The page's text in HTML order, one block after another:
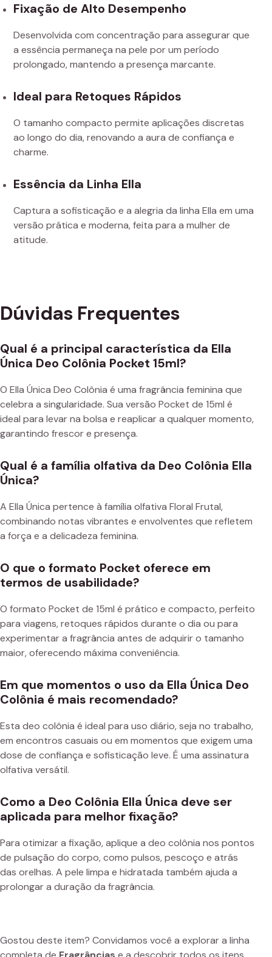
Fixação de Alto Desempenho
Desenvolvida com concentração para assegurar que
a essência permaneça na pele por um período
prolongado, mantendo a presença marcante.
Ideal para Retoques Rápidos
O tamanho compacto permite aplicações discretas
ao longo do dia, renovando a aura de confiança e
charme.
Essência da Linha Ella
Captura a sofisticação e a alegria da linha Ella em uma
versão prática e moderna, feita para a mulher de
atitude.
Dúvidas Frequentes
Qual é a principal característica da Ella
Única Deo Colônia Pocket 15ml?
O Ella Única Deo Colônia é uma fragrância feminina que
celebra a singularidade. Sua versão Pocket de 15ml é
ideal para levar na bolsa e reaplicar a qualquer momento,
garantindo frescor e presença.
Qual é a família olfativa da Deo Colônia Ella
Única?
A Ella Única pertence à família olfativa Floral Frutal,
combinando notas vibrantes e envolventes que refletem
a força e a delicadeza feminina.
O que o formato Pocket oferece em
termos de usabilidade?
O formato Pocket de 15ml é prático e compacto, perfeito
para viagens, retoques rápidos durante o dia ou para
experimentar a fragrância antes de adquirir o tamanho
maior, oferecendo máxima conveniência.
Em que momentos o uso da Ella Única Deo
Colônia é mais recomendado?
Esta deo colônia é ideal para uso diário, seja no trabalho,
em encontros casuais ou em momentos que exigem uma
dose de confiança e sofisticação leve. É uma assinatura
olfativa versátil.
Como a Deo Colônia Ella Única deve ser
aplicada para melhor fixação?
Para otimizar a fixação, aplique a deo colônia nos pontos
de pulsação do corpo, como pulsos, pescoço e atrás
das orelhas. A pele limpa e hidratada também ajuda a
prolongar a duração da fragrância.
Gostou deste item? Convidamos você a explorar a linha